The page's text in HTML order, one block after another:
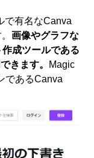
で有名なCanva
画像やグラフな
成ツールである
きます。 Magic
であるCanva